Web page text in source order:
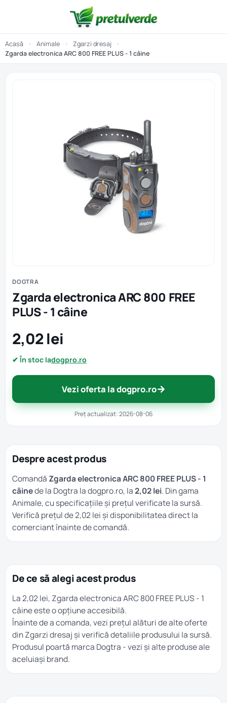
Acasă › Animale › Zgarzi dresaj
›
Zgarda electronica ARC 800 FREE PLUS - 1 câine
DOGTRA
Zgarda electronica ARC 800 FREE
PLUS - 1 câine
2,02 lei
✔ În stoc ladogpro.ro
Vezi oferta la dogpro.ro→
Preț actualizat: 2026-08-06
Despre acest produs
Comandă Zgarda electronica ARC 800 FREE PLUS - 1
câinede la Dogtra la dogpro.ro, la2,02 lei. Din gama
Animale, cu specificațiile și prețul verificate la sursă.
Verifică prețul de 2,02 lei și disponibilitatea direct la
comerciant înainte de comandă.
De ce să alegi acest produs
La 2,02 lei, Zgarda electronica ARC 800 FREE PLUS - 1
câine este o opțiune accesibilă.
Înainte de a comanda, vezi prețul alături de alte oferte
dinZgarzi dresaj și verifică detaliile produsului la sursă.
Produsul poartă marca Dogtra - vezi și alte produse ale
aceluiași brand.